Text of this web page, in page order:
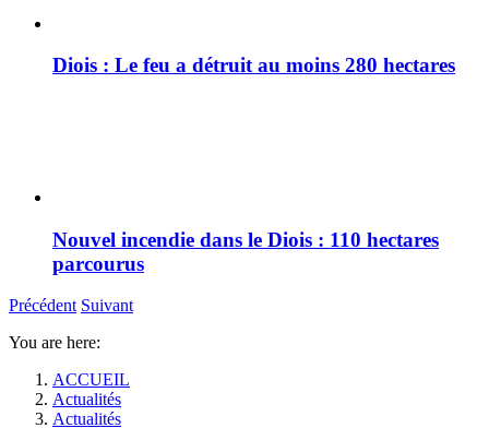
Diois : Le feu a détruit au moins 280 hectares
Nouvel incendie dans le Diois : 110 hectares
parcourus
Précédent Suivant
You are here:
ACCUEIL
Actualités
Actualités